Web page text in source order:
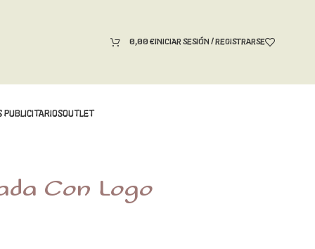
0,00 €INICIAR SESIÓN / REGISTRARSE
PUBLICITARIOSOUTLET
Con Logo